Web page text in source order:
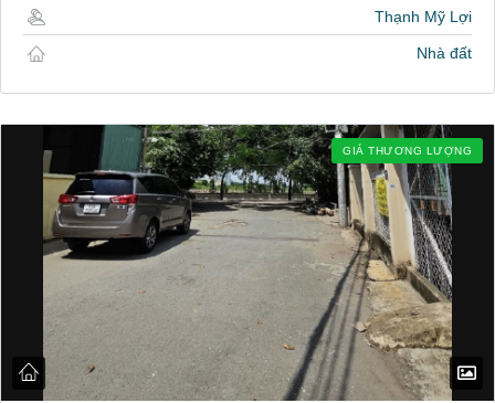
Thạnh Mỹ Lợi
Nhà đất
GIÁ THƯƠNG LƯỢNG